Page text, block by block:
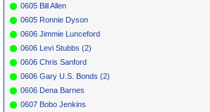
0605 Bill Allen
0605 Ronnie Dyson
0606 Jimmie Lunceford
0606 Levi Stubbs (2)
0606 Chris Sanford
0606 Gary U.S. Bonds (2)
0606 Dena Barnes
0607 Bobo Jenkins